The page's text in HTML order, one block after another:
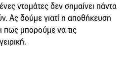
ντομάτες δεν σημαίνει πάντα
Ας δούμε γιατί η αποθήκευση
πως μπορούμε να τις